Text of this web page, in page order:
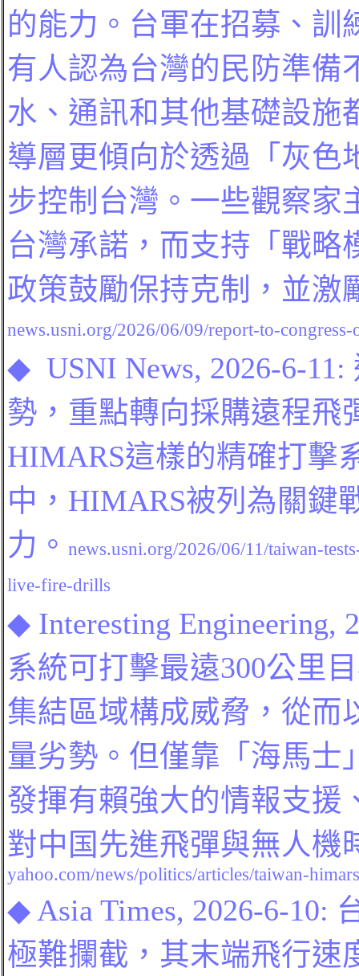
的能力。台軍在招募、訓
有人認為台灣的民防準備
水、通訊和其他基礎設施
導層更傾向於透過「灰色
步控制台灣。一些觀察家
台灣承諾，而支持「戰略
政策鼓勵保持克制，並激
news.usni.org/2026/06/09/report-to-
◆ USNI News, 2026-6-11:
勢，重點轉向採購遠程飛
HIMARS這樣的精確打擊
中，HIMARS被列為關鍵
力。 news.usni.org/2026/06/11/taiwan-
live-fire-drills
◆ Interesting Engineering,
系統可打擊最遠300公里
集結區域構成威脅，從而
量劣勢。但僅靠「海馬士
發揮有賴強大的情報支援
對中 国 先進飛彈與無人機
yahoo.com/news/politics/articles/taiwan-
◆ Asia Times, 2026-6-10:
極難攔截，其末端飛行速